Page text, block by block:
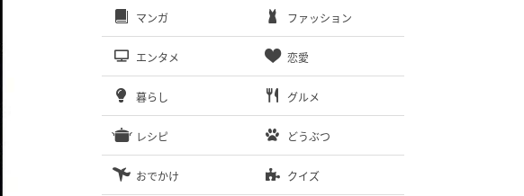
マンガ ファッション
エンタメ 恋愛
暮らし グルメ
レシピ どうぶつ
おでかけ クイズ